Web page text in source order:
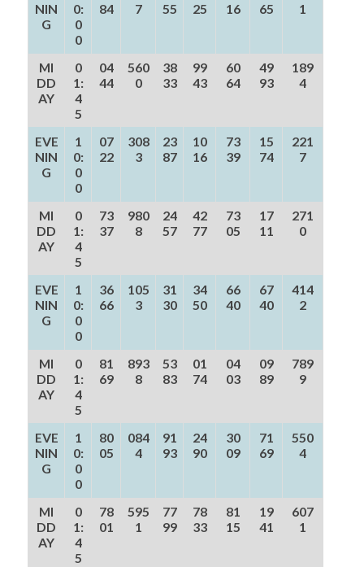
NIN
G
0:
0
0
84
7
55
25
16
65
1
MI
DD
AY
0
1:
4
5
04
44
560
0
38
33
99
43
60
64
49
93
189
4
EVE
NIN
G
1
0:
0
0
07
22
308
3
23
87
10
16
73
39
15
74
221
7
MI
DD
AY
0
1:
4
5
73
37
980
8
24
57
42
77
73
05
17
11
271
0
EVE
NIN
G
1
0:
0
0
36
66
105
3
31
30
34
50
66
40
67
40
414
2
MI
DD
AY
0
1:
4
5
81
69
893
8
53
83
01
74
04
03
09
89
789
9
EVE
NIN
G
1
0:
0
0
80
05
084
4
91
93
24
90
30
09
71
69
550
4
MI
DD
AY
0
1:
4
5
78
01
595
1
77
99
78
33
81
15
19
41
607
1